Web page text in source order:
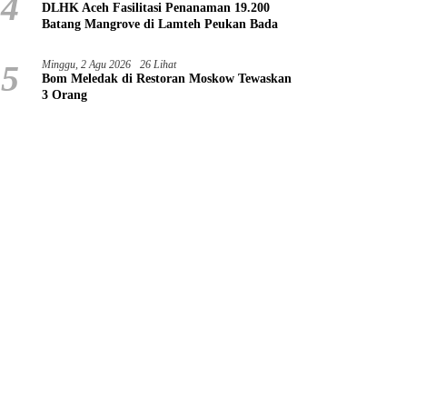
DLHK Aceh Fasilitasi Penanaman 19.200
Batang Mangrove di Lamteh Peukan Bada
5 Minggu, 2 Agu 2026 26 Lihat
Bom Meledak di Restoran Moskow Tewaskan
3 Orang